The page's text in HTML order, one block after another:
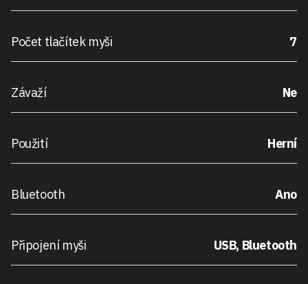
Počet tlačítek myši 7
Závaží Ne
Použití Herní
Bluetooth Ano
Připojení myši USB, Bluetooth